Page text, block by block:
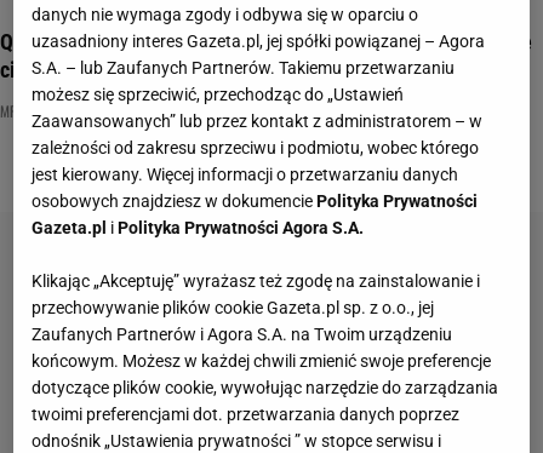
Quiz. Tak wygląda zima w Polsce! Od samych pytań przeszyje
cię chłód
MRÓZ NAJNOWSZE QUIZY DZISIAJ DODANE PRZYMROZKI
danych nie wymaga zgody i odbywa się w oparciu o
uzasadniony interes Gazeta.pl, jej spółki powiązanej – Agora
S.A. – lub Zaufanych Partnerów. Takiemu przetwarzaniu
możesz się sprzeciwić, przechodząc do „Ustawień
Zaawansowanych” lub przez kontakt z administratorem – w
zależności od zakresu sprzeciwu i podmiotu, wobec którego
jest kierowany. Więcej informacji o przetwarzaniu danych
osobowych znajdziesz w dokumenciePolityka Prywatności
Gazeta.pl iPolityka Prywatności Agora S.A.
Klikając „Akceptuję” wyrażasz też zgodę na zainstalowanie i
przechowywanie plików cookie Gazeta.pl sp. z o.o., jej
Zaufanych Partnerów i Agora S.A. na Twoim urządzeniu
końcowym. Możesz w każdej chwili zmienić swoje preferencje
dotyczące plików cookie, wywołując narzędzie do zarządzania
twoimi preferencjami dot. przetwarzania danych poprzez
odnośnik „Ustawienia prywatności ” w stopce serwisu i